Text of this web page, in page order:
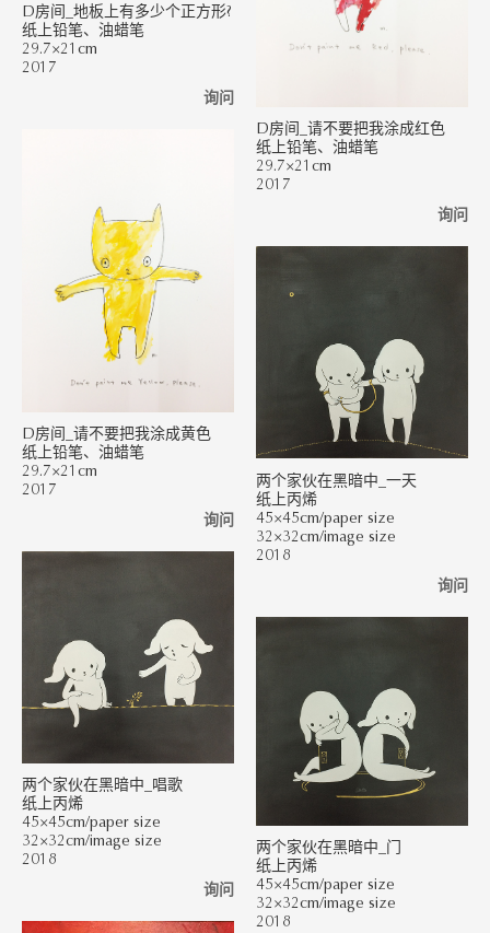
D房间_地板上有多少个正方形?
纸上铅笔、油蜡笔
29.7×21cm
2017
询问
D房间_请不要把我涂成红色
纸上铅笔、油蜡笔
29.7×21cm
2017
询问
D房间_请不要把我涂成黄色
纸上铅笔、油蜡笔
29.7×21cm
2017
询问
两个家伙在黑暗中_一天
纸上丙烯
45×45cm/paper size
32×32cm/image size
2018
询问
两个家伙在黑暗中_唱歌
纸上丙烯
45×45cm/paper size
32×32cm/image size
2018
询问
两个家伙在黑暗中_门
纸上丙烯
45×45cm/paper size
32×32cm/image size
2018